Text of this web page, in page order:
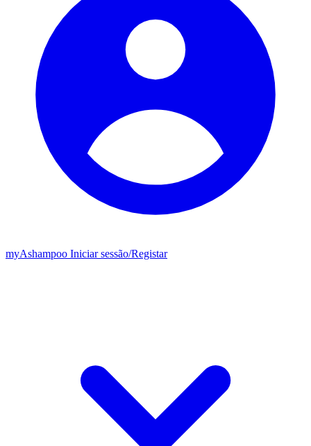
myAshampoo Iniciar sessão/Registar